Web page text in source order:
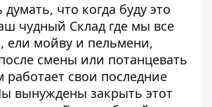
что когда буду это
чудный Склад где мы все
ели мойву и пельмени,
смены или потанцевать
свои последние
вынуждены закрыть этот